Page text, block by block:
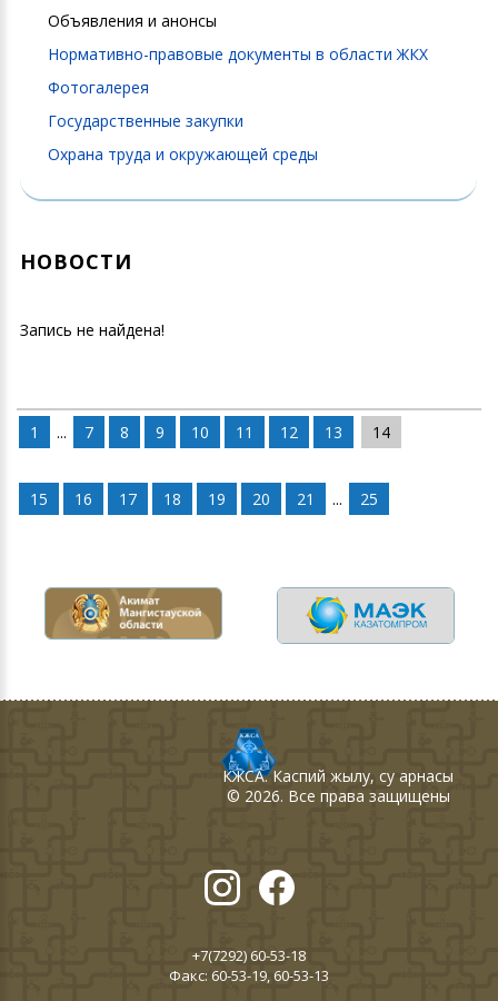
Объявления и анонсы
Нормативно-правовые документы в области ЖКХ
Фотогалерея
Государственные закупки
Охрана труда и окружающей среды
НОВОСТИ
Запись не найдена!
1 ... 7 8 9 10 11 12 13 14
15 16 17 18 19 20 21 ... 25
КЖСА. Каспий жылу, су арнасы
© 2026. Все права защищены
+7(7292) 60-53-18
Факс: 60-53-19, 60-53-13